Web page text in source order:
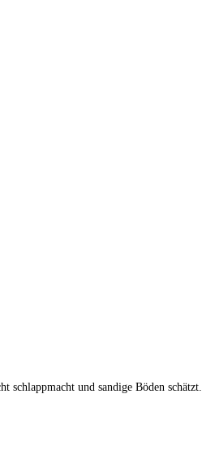
schlappmacht und sandige Böden schätzt.